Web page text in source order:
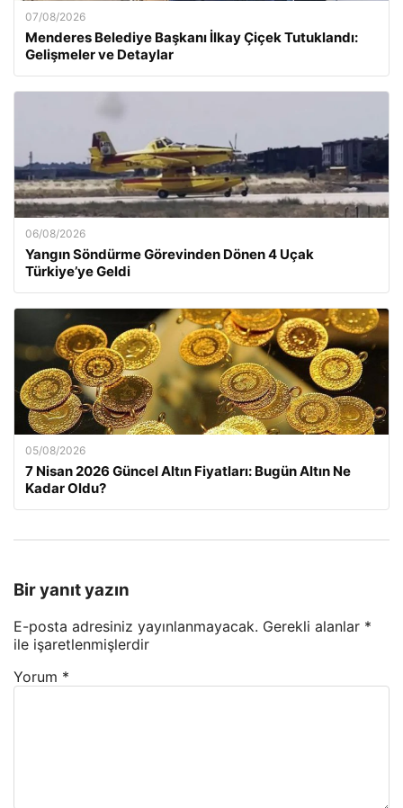
07/08/2026
Menderes Belediye Başkanı İlkay Çiçek Tutuklandı:
Gelişmeler ve Detaylar
06/08/2026
Yangın Söndürme Görevinden Dönen 4 Uçak
Türkiye’ye Geldi
05/08/2026
7 Nisan 2026 Güncel Altın Fiyatları: Bugün Altın Ne
Kadar Oldu?
Bir yanıt yazın
E-posta adresiniz yayınlanmayacak. Gerekli alanlar *
ile işaretlenmişlerdir
Yorum *